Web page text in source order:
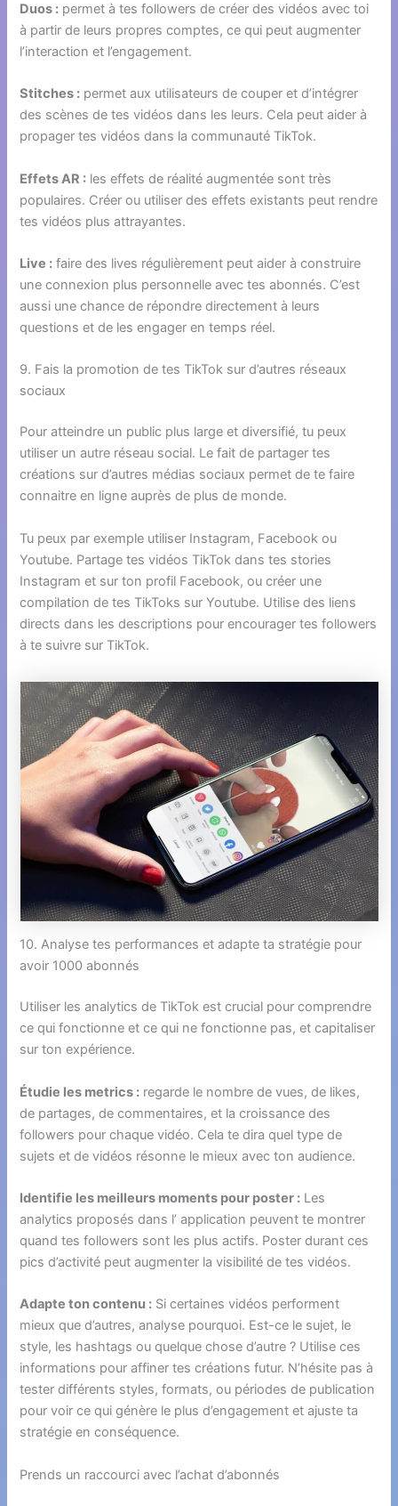
Duos : permet à tes followers de créer des vidéos avec toi
à partir de leurs propres comptes, ce qui peut augmenter
l’interaction et l’engagement.
Stitches : permet aux utilisateurs de couper et d’intégrer
des scènes de tes vidéos dans les leurs. Cela peut aider à
propager tes vidéos dans la communauté TikTok.
Effets AR : les effets de réalité augmentée sont très
populaires. Créer ou utiliser des effets existants peut rendre
tes vidéos plus attrayantes.
Live : faire des lives régulièrement peut aider à construire
une connexion plus personnelle avec tes abonnés. C’est
aussi une chance de répondre directement à leurs
questions et de les engager en temps réel.
9. Fais la promotion de tes TikTok sur d’autres réseaux
sociaux
Pour atteindre un public plus large et diversifié, tu peux
utiliser un autre réseau social. Le fait de partager tes
créations sur d’autres médias sociaux permet de te faire
connaitre en ligne auprès de plus de monde.
Tu peux par exemple utiliser Instagram, Facebook ou
Youtube. Partage tes vidéos TikTok dans tes stories
Instagram et sur ton profil Facebook, ou créer une
compilation de tes TikToks sur Youtube. Utilise des liens
directs dans les descriptions pour encourager tes followers
à te suivre sur TikTok.
10. Analyse tes performances et adapte ta stratégie pour
avoir 1000 abonnés
Utiliser les analytics de TikTok est crucial pour comprendre
ce qui fonctionne et ce qui ne fonctionne pas, et capitaliser
sur ton expérience.
Étudie les metrics : regarde le nombre de vues, de likes,
de partages, de commentaires, et la croissance des
followers pour chaque vidéo. Cela te dira quel type de
sujets et de vidéos résonne le mieux avec ton audience.
Identifie les meilleurs moments pour poster : Les
analytics proposés dans l’ application peuvent te montrer
quand tes followers sont les plus actifs. Poster durant ces
pics d’activité peut augmenter la visibilité de tes vidéos.
Adapte ton contenu : Si certaines vidéos performent
mieux que d’autres, analyse pourquoi. Est-ce le sujet, le
style, les hashtags ou quelque chose d’autre ? Utilise ces
informations pour affiner tes créations futur. N’hésite pas à
tester différents styles, formats, ou périodes de publication
pour voir ce qui génère le plus d’engagement et ajuste ta
stratégie en conséquence.
Prends un raccourci avec l’achat d’abonnés